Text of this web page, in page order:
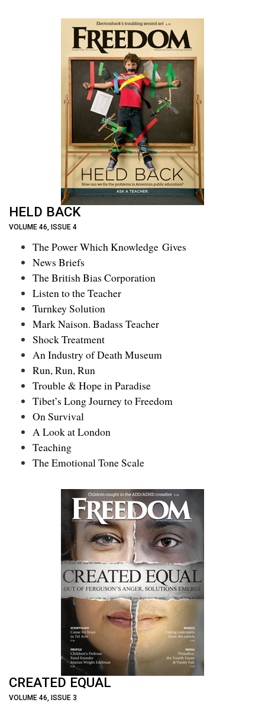
HELD BACK
VOLUME 46, ISSUE 4
The Power Which Knowledge Gives
News Briefs
The British Bias Corporation
Listen to the Teacher
Turnkey Solution
Mark Naison. Badass Teacher
Shock Treatment
An Industry of Death Museum
Run, Run, Run
Trouble & Hope in Paradise
Tibet’s Long Journey to Freedom
On Survival
A Look at London
Teaching
The Emotional Tone Scale
CREATED EQUAL
VOLUME 46, ISSUE 3